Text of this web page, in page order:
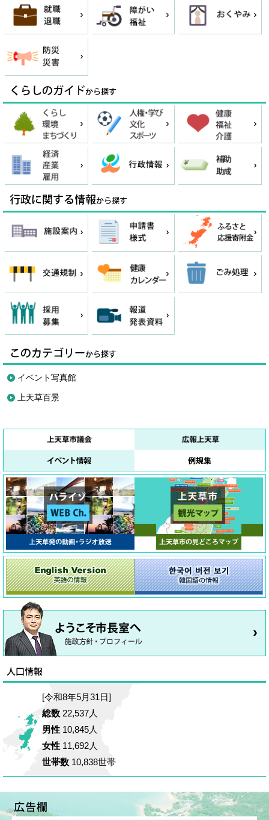
イベント写真館
上天草百景
[令和8年5月31日]
総数 22,537人
男性 10,845人
女性 11,692人
世帯数 10,838世帯